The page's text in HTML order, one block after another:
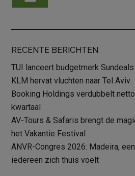
RECENTE BERICHTEN
TUI lanceert budgetmerk Sundeals
KLM hervat vluchten naar Tel Aviv
Booking Holdings verdubbelt
kwartaal
AV-Tours & Safaris brengt de
het Vakantie Festival
ANVR-Congres 2026: Madeira,
iedereen zich thuis voelt